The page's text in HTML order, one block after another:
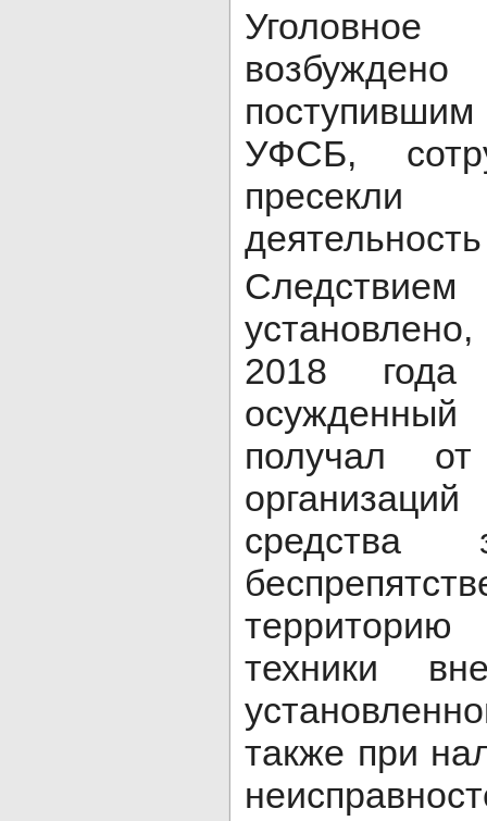
поступившим
УФСБ,
2018
получал от
средства
территорию
техники
также при